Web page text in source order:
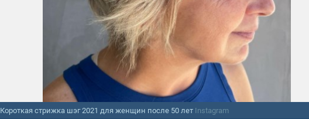
Короткая стрижка шэг 2021 для женщин после 50 лет Instagram